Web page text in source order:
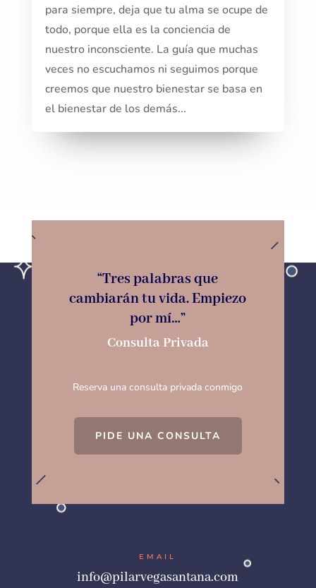
para siempre, deja que tu alma se ocupe de
todo, porque ella es la conciencia de
nuestro inconsciente. La guía que muchas
veces no escuchamos ni seguimos porque
creemos que nuestro bienestar se basa en
el bienestar de los demás...
“Tres palabras que
cambiarán tu vida. Empiezo
por mí…”
Consulta Privada
Reserva una consulta privada conmigo
PIDE UNA CONSULTA
EMAIL
info@pilarvegasantana.com